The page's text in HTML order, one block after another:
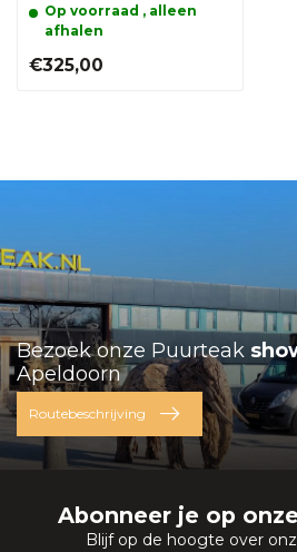
Op voorraad , alleen
afhalen
€325,00
Bezoek onze Puurteak
Apeldoorn
Routebeschrijving
Abonneer je op
Blijf op de hoogte over